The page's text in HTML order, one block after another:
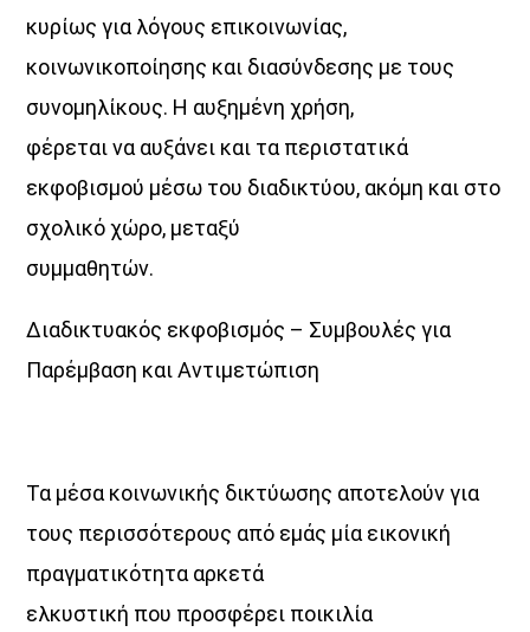
ΔΙΚΤΥΩΣΗ ΜΕ VOICE 102,5
16:00
20:00
κυρίως για λόγους επικοινωνίας,
κοινωνικοποίησης και διασύνδεσης με τους
συνομηλίκους. Η αυξημένη χρήση,
φέρεται να αυξάνει και τα περιστατικά
εκφοβισμού μέσω του διαδικτύου, ακόμη και στο
σχολικό χώρο, μεταξύ
συμμαθητών.
Διαδικτυακός εκφοβισμός – Συμβουλές για
Παρέμβαση και Αντιμετώπιση
Τα μέσα κοινωνικής δικτύωσης αποτελούν για
τους περισσότερους από εμάς μία εικονική
πραγματικότητα αρκετά
ελκυστική που προσφέρει ποικιλία